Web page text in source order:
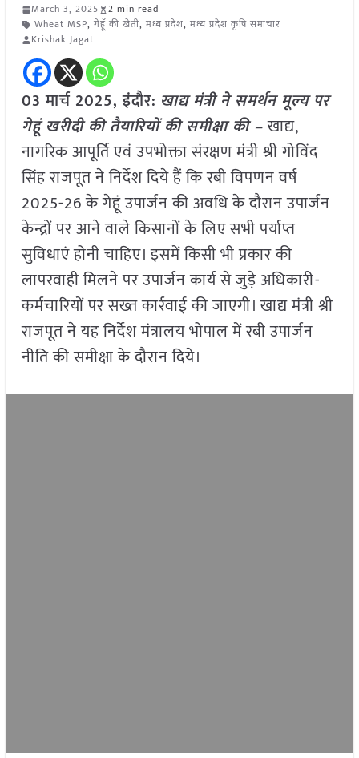
March 3, 2025
2 min read
Wheat MSP, गेहूँ की खेती, मध्य प्रदेश, मध्य प्रदेश कृषि समाचार
Krishak Jagat
03 मार्च 2025,इंदौर: खाद्य मंत्री ने समर्थन मूल्य पर
गेहूं खरीदी की तैयारियों की समीक्षा की –खाद्य,
नागरिक आपूर्ति एवं उपभोक्ता संरक्षण मंत्री श्री गोविंद
सिंह राजपूत ने निर्देश दिये हैं कि रबी विपणन वर्ष
2025-26 के गेहूं उपार्जन की अवधि के दौरान उपार्जन
केन्द्रों पर आने वाले किसानों के लिए सभी पर्याप्त
सुविधाएं होनी चाहिए। इसमें किसी भी प्रकार की
लापरवाही मिलने पर उपार्जन कार्य से जुड़े अधिकारी-
कर्मचारियों पर सख्त कार्रवाई की जाएगी। खाद्य मंत्री श्री
राजपूत ने यह निर्देश मंत्रालय भोपाल में रबी उपार्जन
नीति की समीक्षा के दौरान दिये।